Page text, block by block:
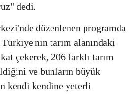
dedi.
düzenlenen programda
tarım alanındaki
çekerek, 206 farklı tarım
ve bunların büyük
kendi kendine yeterli